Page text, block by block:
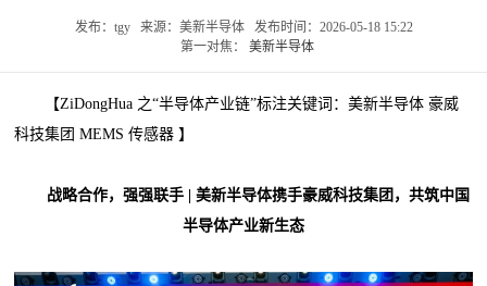
发布：tgy 来源：美新半导体 发布时间：2026-05-18 15:22
第一对焦： 美新半导体
【ZiDongHua 之“半导体产业链”标注关键词：美新半导体 豪威
科技集团 MEMS 传感器 】
战略合作，强强联手 | 美新半导体携手豪威科技集团，共筑中国
半导体产业新生态